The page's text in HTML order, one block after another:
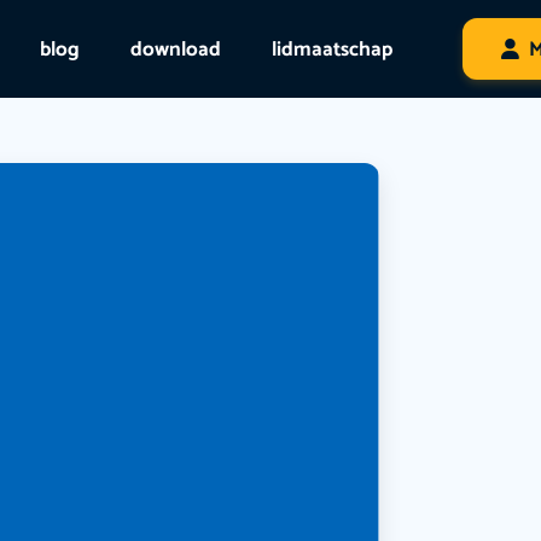
blog download lidmaatschap